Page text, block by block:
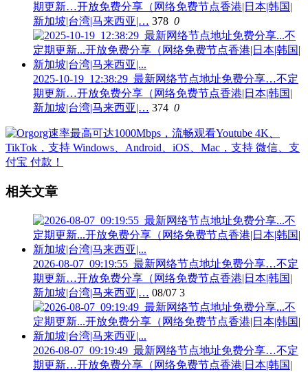
期更新…开放免费分享（网络免费节点香港|日本|韩国|
新加坡|台湾|马来西亚|… 378 0
2025-10-19_12:38:29_最新网络节点地址免费分享…不定
期更新…开放免费分享（网络免费节点香港|日本|韩国|
新加坡|台湾|马来西亚|… 374 0
相关文章
2026-08-07_09:19:55_最新网络节点地址免费分享…不定
期更新…开放免费分享（网络免费节点香港|日本|韩国|
新加坡|台湾|马来西亚|… 08/07 3
2026-08-07_09:19:49_最新网络节点地址免费分享…不定
期更新…开放免费分享（网络免费节点香港|日本|韩国|